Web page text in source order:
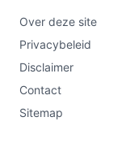
Over deze site
Privacybeleid
Disclaimer
Contact
Sitemap